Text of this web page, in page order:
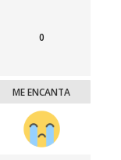
0
ME ENCANTA